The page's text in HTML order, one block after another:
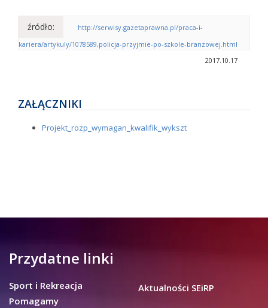
źródło:
http://serwisy.gazetaprawna.pl/praca-i-
kariera/artykuly/1078589,policja-przyjmie-po-szkole-branzowej.html
2017.10.17
ZAŁĄCZNIKI
Projekt_rozp_wymagan_kwalifik_wykszt
Przydatne linki
Sport i Rekreacja
Pomagamy
Aktualności SEiRP